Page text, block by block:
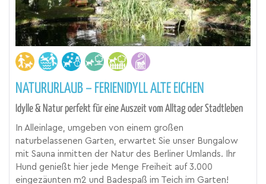
NATURURLAUB – FERIENIDYLL ALTE EICHEN
Idylle & Natur perfekt für eine Auszeit vom Alltag oder Stadtleben
In Alleinlage, umgeben von einem großen
naturbelassenen Garten, erwartet Sie unser Bungalow
mit Sauna inmitten der Natur des Berliner Umlands. Ihr
Hund genießt hier jede Menge Freiheit auf 3.000
eingezäunten m2 und Badespaß im Teich im Garten!